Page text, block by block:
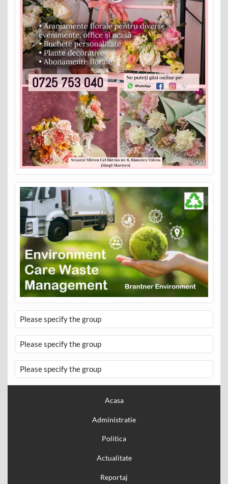
Please specify the group
Please specify the group
Please specify the group
Acasa
Administratie
Politica
Actualitate
Reportaj